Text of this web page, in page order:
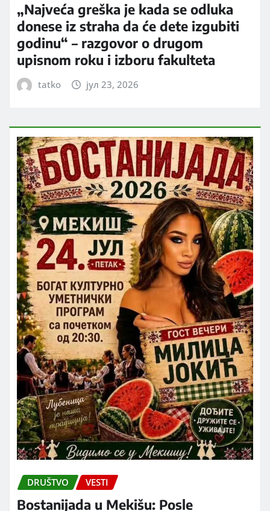
„Najveća greška je kada se odluka
donese iz straha da će dete izgubiti
godinu“ – razgovor o drugom
upisnom roku i izboru fakulteta
tatko јул 23, 2026
DRUŠTVO VESTI
Bostanijada u Mekišu: Posle